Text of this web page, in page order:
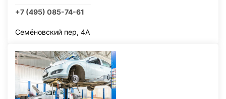
+7 (495) 085-74-61
Семёновский пер, 4А